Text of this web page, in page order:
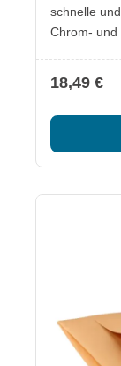
schnelle
Chrom- und
Mercedes-
Besonderheiten: Schonende
18,49 €